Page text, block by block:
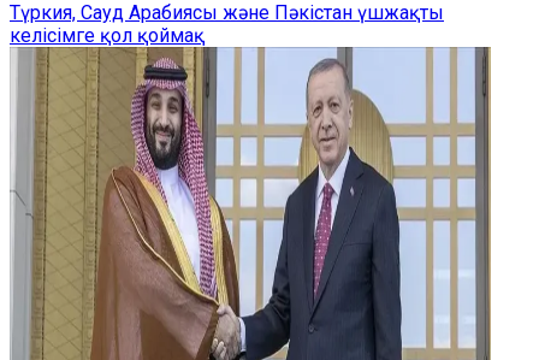
Түркия, Сауд Арабиясы және Пәкістан үшжақты
келісімге қол қоймақ